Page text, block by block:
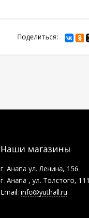
Поделиться:
Наши магазины
г. Анапа ул. Ленина, 156
г. Анапа , ул. Толстого, 111
Email: info@yuthall.ru